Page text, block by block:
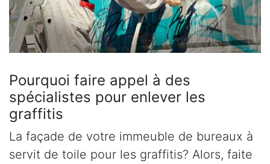
Pourquoi faire appel à des
spécialistes pour enlever les
graffitis
La façade de votre immeuble de bureaux à
servit de toile pour les graffitis? Alors, faite